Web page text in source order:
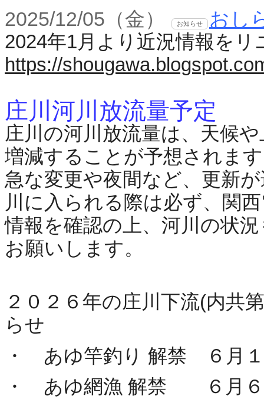
2025/12/05（金） お知らせ おし
2024年1月より近況情報
https://
庄川河川放流量予定
庄川の河川放流量は、 天候
増減することが予想されま
急な変更や夜間など、更新
川に入られる際は必ず、関
情報を確認の上、河川の状
お願いします。
２０２６年の庄川下流(内共
らせ
・ あゆ竿釣り 解禁 ６月
・ あゆ網漁 解禁 ６月